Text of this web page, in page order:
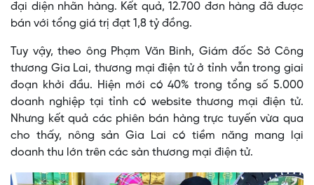
đại diện nhãn hàng. Kết quả, 12.700 đơn hàng đã được
bán với tổng giá trị đạt 1,8 tỷ đồng.
Tuy vậy, theo ông Phạm Văn Binh, Giám đốc Sở Công
thương Gia Lai, thương mại điện tử ở tỉnh vẫn trong giai
đoạn khởi đầu. Hiện mới có 40% trong tổng số 5.000
doanh nghiệp tại tỉnh có website thương mại điện tử.
Nhưng kết quả các phiên bán hàng trực tuyến vừa qua
cho thấy, nông sản Gia Lai có tiềm năng mang lại
doanh thu lớn trên các sàn thương mại điện tử.